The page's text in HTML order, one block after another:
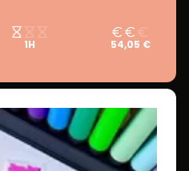
1H 54,05 €